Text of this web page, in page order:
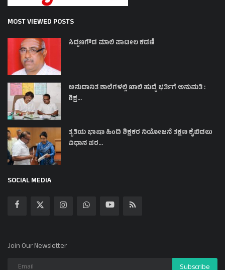
MOST VIEWED POSTS
ಸಿದ್ದಣಗೌಡ ಮಾಲಿ ಪಾಟೀಲ ಕಡಣಿ
ಅನುದಾನಿತ ಶಾಲೆಗಳಲ್ಲಿ ಖಾಲಿ ಹುದ್ದೆ ಭರ್ತಿಗೆ ಅನುಮತಿ :
ಶಿಕ್ಷ...
ತೃತಿಯ ಭಾಷಾ ಹಿಂದಿ ಶಿಕ್ಷಕರ ನಿಯೋಜನೆ ತಕ್ಷಣ ಕೈಬಿಡಲು
ವಿಧಾನ ಪರ...
SOCIAL MEDIA
Join Our Newsletter
Subscribe